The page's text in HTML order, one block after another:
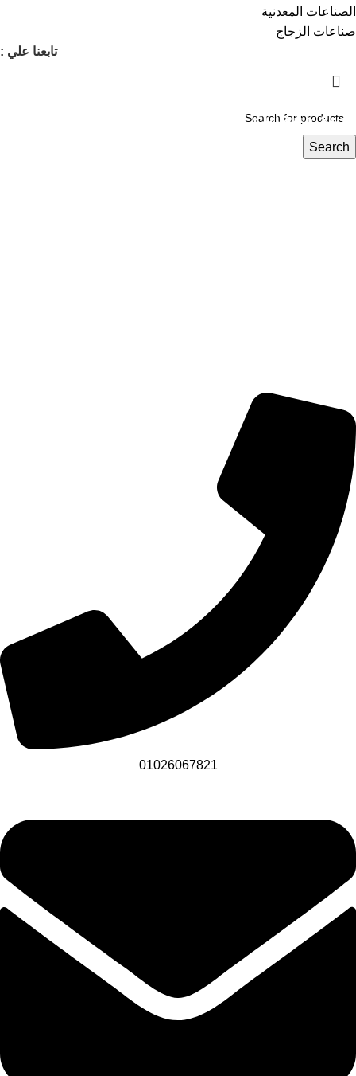
الصناعات المعدنية
صناعات الزجاج
تابعنا علي :
Search
وبيع منتجاتك الكيميائية بضغطتين زر مع كيمي
01026067821